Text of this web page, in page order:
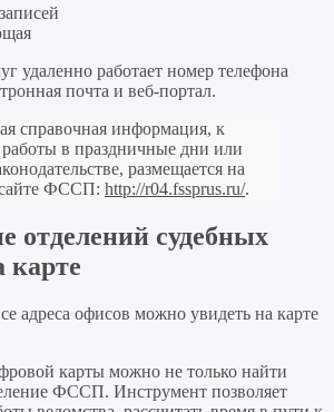
удаленно работает номер телефона
почта и веб-портал.
справочная информация, к
в праздничные дни или
размещается на
ФССП: http://r04.fssprus.ru/.
отделений судебных
карте
адреса офисов можно увидеть на карте
карты можно не только найти
ФССП. Инструмент позволяет